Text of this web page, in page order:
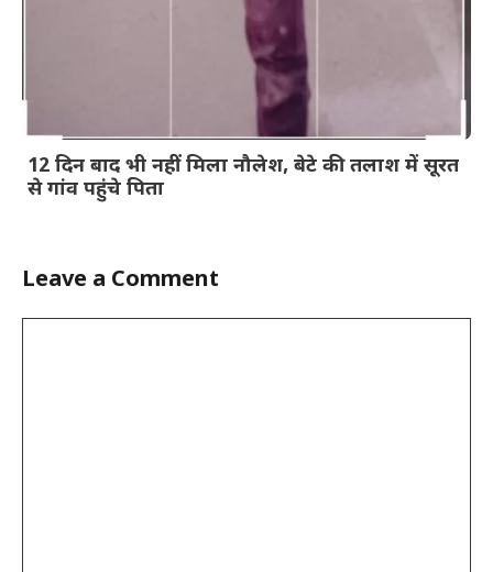
12 दिन बाद भी नहीं मिला नौलेश, बेटे की तलाश में सूरत
से गांव पहुंचे पिता
Leave a Comment